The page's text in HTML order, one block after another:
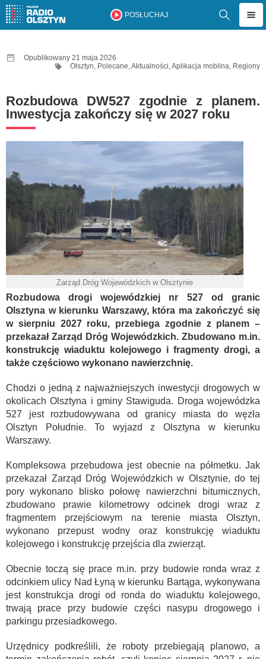
POSŁUCHAJ
Opublikowany 21 maja 2026
Olsztyn, Polecane,Aktualności,Aplikacja mobilna, Regiony
Rozbudowa DW527 zgodnie z planem.
Inwestycja zakończy się w 2027 roku
Zarząd Dróg Wojewódzkich w Olsztynie
Rozbudowa drogi wojewódzkiej nr 527 od granic
Olsztyna w kierunku Warszawy, która ma zakończyć się
w sierpniu 2027 roku, przebiega zgodnie z planem –
przekazał Zarząd Dróg Wojewódzkich. Zbudowano m.in.
konstrukcję wiaduktu kolejowego i fragmenty drogi, a
także częściowo wykonano nawierzchnię.
Chodzi o jedną z najważniejszych inwestycji drogowych w
okolicach Olsztyna i gminy Stawiguda. Droga wojewódzka
527 jest rozbudowywana od granicy miasta do węzła
Olsztyn Południe. To wyjazd z Olsztyna w kierunku
Warszawy.
Kompleksowa przebudowa jest obecnie na półmetku. Jak
przekazał Zarząd Dróg Wojewódzkich w Olsztynie, do tej
pory wykonano blisko połowę nawierzchni bitumicznych,
zbudowano prawie kilometrowy odcinek drogi wraz z
fragmentem przejściowym na terenie miasta Olsztyn,
wykonano przepust wodny oraz konstrukcję wiaduktu
kolejowego i konstrukcję przejścia dla zwierząt.
Obecnie toczą się prace m.in. przy budowie ronda wraz z
odcinkiem ulicy Nad Łyną w kierunku Bartąga, wykonywana
jest konstrukcja drogi od ronda do wiaduktu kolejowego,
trwają prace przy budowie części nasypu drogowego i
parkingu przesiadkowego.
Urzędnicy podkreślili, że roboty przebiegają planowo, a